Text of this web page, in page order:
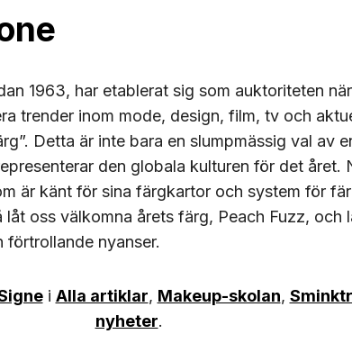
1963, har etablerat sig som auktoriteten
trender inom mode, design, film, tv och
Detta är inte bara en slumpmässig val av
den globala kulturen för det året.
är känt för sina färgkartor och system för
oss välkomna årets färg, Peach Fuzz, och
förtrollande nyanser.
i Alla artiklar, Makeup-skolan,
nyheter.